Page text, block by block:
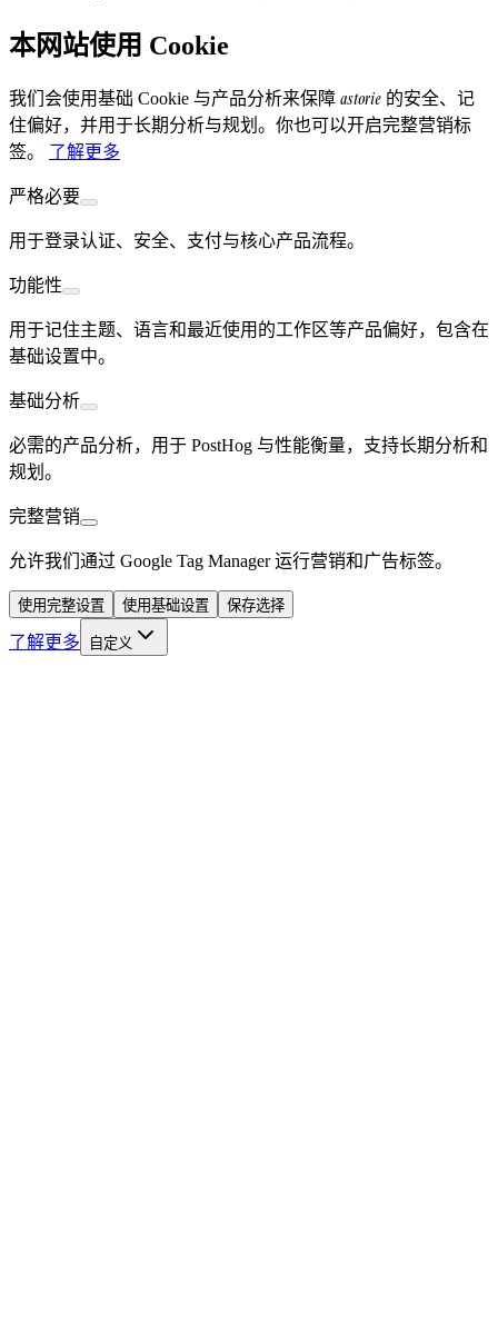
本网站使用 Cookie
我们会使用基础 Cookie 与产品分析来保障 astorie 的安全、记
住偏好，并用于长期分析与规划。你也可以开启完整营销标
签。
了解更多
严格必要
用于登录认证、安全、支付与核心产品流程。
功能性
用于记住主题、语言和最近使用的工作区等产品偏好，包含在
基础设置中。
基础分析
必需的产品分析，用于 PostHog 与性能衡量，支持长期分析和
规划。
完整营销
允许我们通过 Google Tag Manager 运行营销和广告标签。
使用完整设置 使用基础设置 保存选择
了解更多 自定义